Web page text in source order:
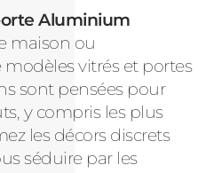
Aluminium
maison ou
vitrés et portes
sont pensées pour
y compris les plus
les décors discrets
séduire par les